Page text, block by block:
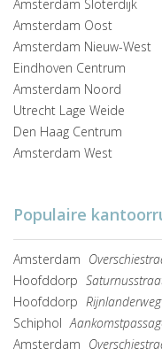
Amsterdam Sloterdijk
Amsterdam Oost
Amsterdam Nieuw-West
Eindhoven Centrum
Amsterdam Noord
Utrecht Lage Weide
Den Haag Centrum
Amsterdam West
Populaire
Amsterdam
Hoofddorp
Hoofddorp
Schiphol
Amsterdam